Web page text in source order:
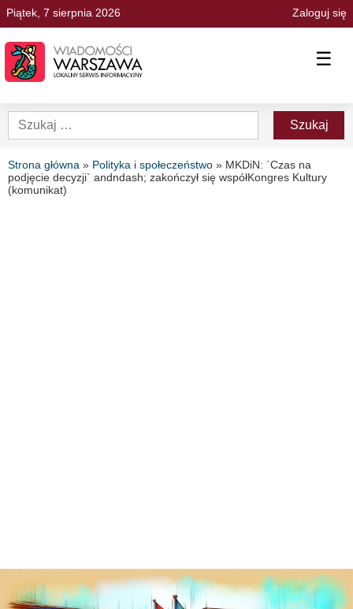
Piątek, 7 sierpnia 2026 Zaloguj się
☰
Strona główna » Polityka i społeczeństwo » MKDiN: `Czas na
podjęcie decyzji` andndash; zakończył się współKongres Kultury
(komunikat)